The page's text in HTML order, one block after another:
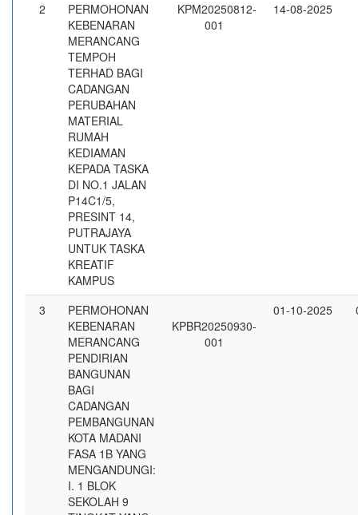
2
PERMOHONAN
KEBENARAN
MERANCANG
TEMPOH
TERHAD BAGI
CADANGAN
PERUBAHAN
MATERIAL
RUMAH
KEDIAMAN
KEPADA TASKA
DI NO.1 JALAN
P14C1/5,
PRESINT 14,
PUTRAJAYA
UNTUK TASKA
KREATIF
KAMPUS
KPM20250812-
001
14-08-2025
3
PERMOHONAN
KEBENARAN
MERANCANG
PENDIRIAN
BANGUNAN
BAGI
CADANGAN
PEMBANGUNAN
KOTA MADANI
FASA 1B YANG
MENGANDUNGI:
I. 1 BLOK
SEKOLAH 9
KPBR20250930-
001
01-10-2025